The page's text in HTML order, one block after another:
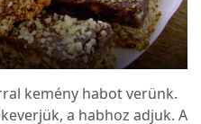
kemény habot verünk.
a habhoz adjuk. A